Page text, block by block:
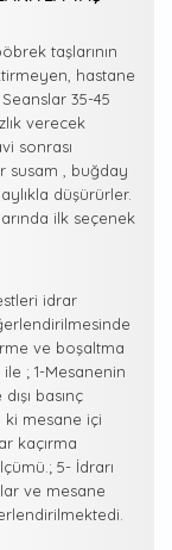
taşlarının
hastane
35-45
verecek
sonrası
susam , buğday
düşürürler.
ilk seçenek
idrar
ve boşaltma
; 1-Mesanenin
basınç
ki mesane içi
kaçırma
5- İdrarı
ve mesane